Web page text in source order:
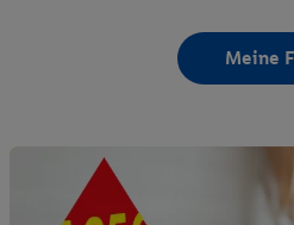
Meine